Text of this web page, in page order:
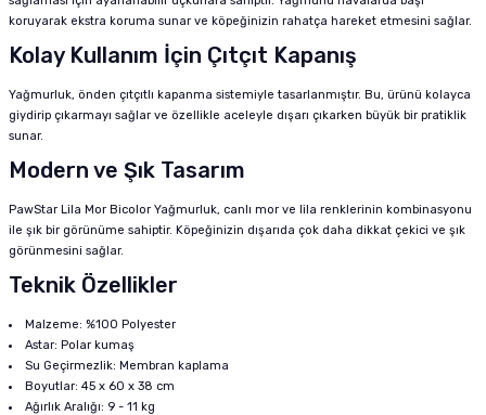
koruyarak ekstra koruma sunar ve köpeğinizin rahatça hareket etmesini sağlar.
Kolay Kullanım İçin Çıtçıt Kapanış
Yağmurluk, önden çıtçıtlı kapanma sistemiyle tasarlanmıştır. Bu, ürünü kolayca
giydirip çıkarmayı sağlar ve özellikle aceleyle dışarı çıkarken büyük bir pratiklik
sunar.
Modern ve Şık Tasarım
PawStar Lila Mor Bicolor Yağmurluk, canlı mor ve lila renklerinin kombinasyonu
ile şık bir görünüme sahiptir. Köpeğinizin dışarıda çok daha dikkat çekici ve şık
görünmesini sağlar.
Teknik Özellikler
Malzeme: %100 Polyester
Astar: Polar kumaş
Su Geçirmezlik: Membran kaplama
Boyutlar: 45 x 60 x 38 cm
Ağırlık Aralığı: 9 - 11 kg